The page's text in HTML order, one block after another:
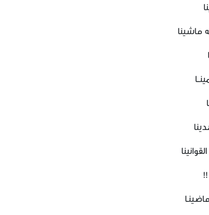
ماشينا